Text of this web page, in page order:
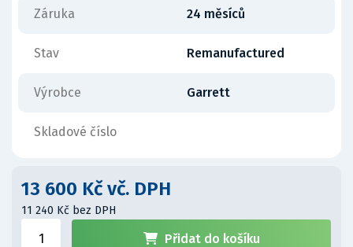
Záruka 24 měsíců
Stav Remanufactured
Výrobce Garrett
Skladové číslo
13 600 Kč vč. DPH
11 240 Kč bez DPH
Přidat do košíku